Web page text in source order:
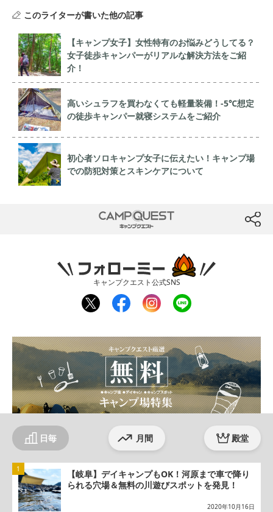
このライターが書いた他の記事
【キャンプ女子】女性特有のお悩みどうしてる？
女子徒歩キャンパーがリアルな解決方法をご紹
介！
高いシュラフを買わなくても軽量装備！-5℃想定
の徒歩キャンパー就寝システムをご紹介
初心者ソロキャンプ女子に伝えたい！キャンプ場
での防犯対策とスキンケアについて
btn
CAMP QUEST
フォローミー
キャンプクエスト公式SNS
twit
ter
fac
ebo
inst
agr
line
日毎 月間 殿堂
【岐阜】デイキャンプもOK！河原まで車で降り
られる穴場＆無料の川遊びスポットを発見！
2020年10月16日